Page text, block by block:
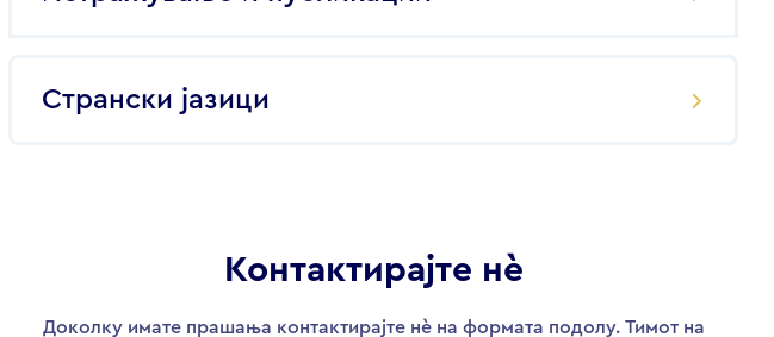
Странски јазици
Контактирајте нѐ
Доколку имате прашања контактирајте нѐ на формата подолу. Тимот на